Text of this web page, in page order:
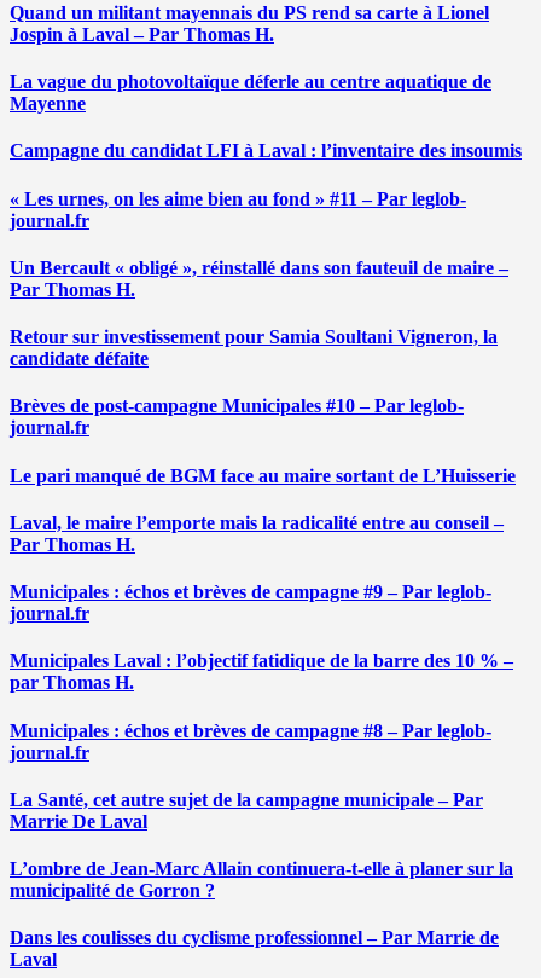
Quand un militant mayennais du PS rend sa carte à Lionel
Jospin à Laval – Par Thomas H.
La vague du photovoltaïque déferle au centre aquatique de
Mayenne
Campagne du candidat LFI à Laval : l’inventaire des insoumis
« Les urnes, on les aime bien au fond » #11 – Par leglob-
journal.fr
Un Bercault « obligé », réinstallé dans son fauteuil de maire –
Par Thomas H.
Retour sur investissement pour Samia Soultani Vigneron, la
candidate défaite
Brèves de post-campagne Municipales #10 – Par leglob-
journal.fr
Le pari manqué de BGM face au maire sortant de L’Huisserie
Laval, le maire l’emporte mais la radicalité entre au conseil –
Par Thomas H.
Municipales : échos et brèves de campagne #9 – Par leglob-
journal.fr
Municipales Laval : l’objectif fatidique de la barre des 10 % –
par Thomas H.
Municipales : échos et brèves de campagne #8 – Par leglob-
journal.fr
La Santé, cet autre sujet de la campagne municipale – Par
Marrie De Laval
L’ombre de Jean-Marc Allain continuera-t-elle à planer sur la
municipalité de Gorron ?
Dans les coulisses du cyclisme professionnel – Par Marrie de
Laval